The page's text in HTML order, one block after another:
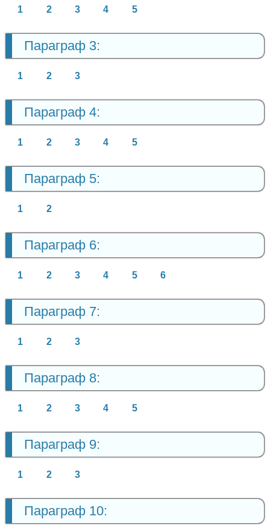
1 2 3 4 5
Параграф 3:
1 2 3
Параграф 4:
1 2 3 4 5
Параграф 5:
1 2
Параграф 6:
1 2 3 4 5 6
Параграф 7:
1 2 3
Параграф 8:
1 2 3 4 5
Параграф 9:
1 2 3
Параграф 10: